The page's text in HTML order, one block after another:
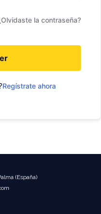
la contraseña?
Regístrate ahora
(España)